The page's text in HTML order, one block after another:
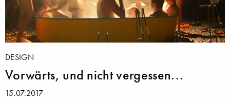
DESIGN
Vorwärts, und nicht vergessen...
15.07.2017